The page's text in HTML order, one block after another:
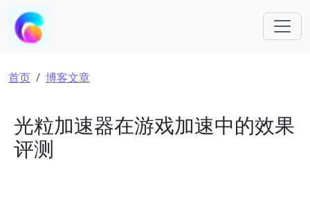
跳转到主要内容
面包屑
首页 博客文章
光粒加速器在游戏加速中的效果
评测